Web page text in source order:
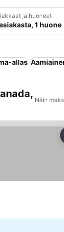
ja huoneet
1 huone
allas
Näin